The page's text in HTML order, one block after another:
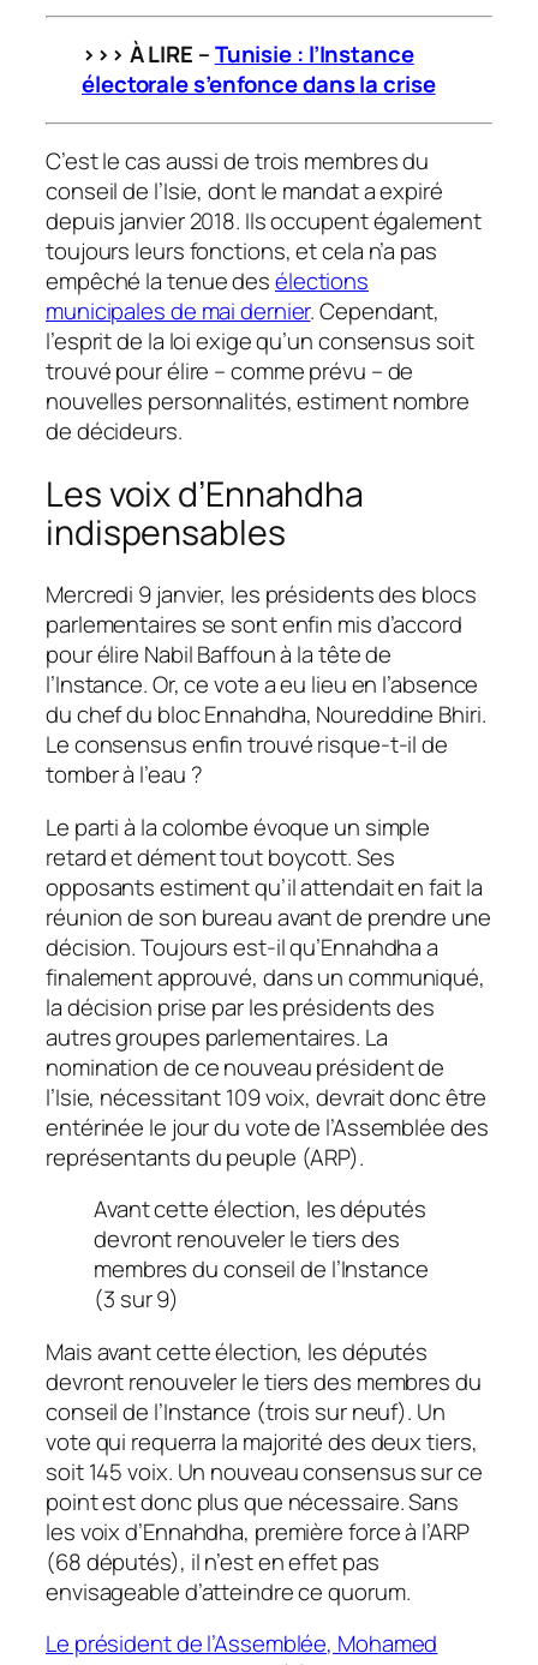
>>> À LIRE –Tunisie : l’Instance
électorale s’enfonce dansla crise
C’est le cas aussi de trois membres du
conseil de l’Isie, dont le mandat a expiré
depuis janvier 2018. Ils occupent également
toujours leurs fonctions, et cela n’a pas
empêché la tenue desélections
municipales de mai dernier. Cependant,
l’esprit de la loi exige qu’un consensus soit
trouvé pour élire – comme prévu – de
nouvelles personnalités, estiment nombre
de décideurs.
Les voix d’Ennahdha
indispensables
Mercredi 9 janvier, les présidents des blocs
parlementaires se sont enfin mis d’accord
pour élire Nabil Baffoun à la tête de
l’Instance. Or, ce vote a eu lieu en l’absence
du chef du bloc Ennahdha, Noureddine Bhiri.
Le consensus enfin trouvé risque-t-il de
tomber à l’eau ?
Le parti à la colombe évoque un simple
retard et dément tout boycott. Ses
opposants estiment qu’il attendait en fait la
réunion de son bureau avant de prendre une
décision. Toujours est-il qu’Ennahdha a
finalement approuvé, dans un communiqué,
la décision prise par les présidents des
autres groupes parlementaires. La
nomination de ce nouveau président de
l’Isie, nécessitant 109 voix, devrait donc être
entérinée le jour du vote de l’Assemblée des
représentants du peuple (ARP).
Avant cette élection, les députés
devront renouveler le tiers des
membres du conseil de l’Instance
(3 sur 9)
Mais avant cette élection, les députés
devront renouveler le tiers des membres du
conseil de l’Instance (trois sur neuf). Un
vote qui requerra la majorité des deux tiers,
soit 145 voix. Un nouveau consensus sur ce
point est donc plus que nécessaire. Sans
les voix d’Ennahdha, première force à l’ARP
(68 députés), il n’est en effet pas
envisageable d’atteindre ce quorum.
Le président de l’Assemblée, Mohamed